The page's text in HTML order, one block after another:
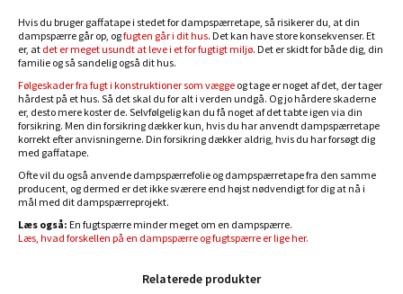
Hvis du bruger gaffatape i stedet for dampspærretape, så risikerer du, at din
dampspærre går op, ogfugten går i dit hus. Det kan have store konsekvenser. Et
er, at det er meget usundt at leve i et for fugtigt miljø. Det er skidt for både dig, din
familie og så sandelig også dit hus.
Følgeskader fra fugt i konstruktioner som vægge og tage er noget af det, der tager
hårdest på et hus. Så det skal du for alt i verden undgå. Og jo hårdere skaderne
er, desto mere koster de. Selvfølgelig kan du få noget af det tabte igen via din
forsikring. Men din forsikring dækker kun, hvis du har anvendt dampspærretape
korrekt efter anvisningerne. Din forsikring dækker aldrig, hvis du har forsøgt dig
med gaffatape.
Ofte vil du også anvende dampspærrefolie og dampspærretape fra den samme
producent, og dermed er det ikke sværere end højst nødvendigt for dig at nå i
mål med dit dampspærreprojekt.
Læs også: En fugtspærre minder meget om en dampspærre.
Læs, hvad forskellen på en dampspærre og fugtspærre er lige her.
Relaterede produkter